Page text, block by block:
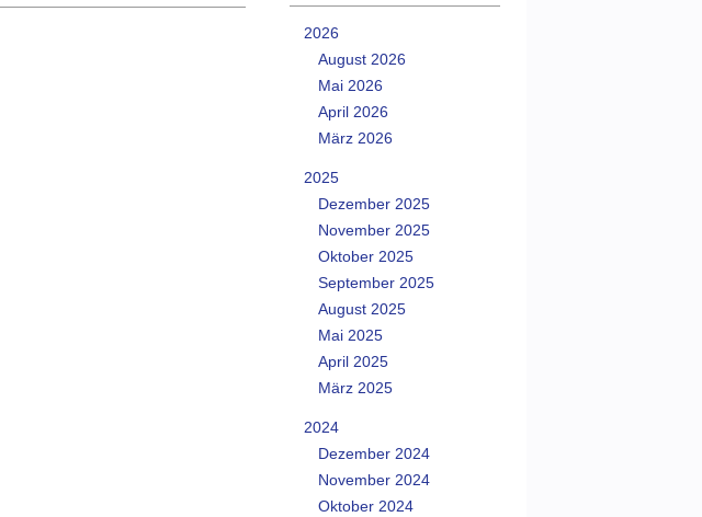
2026
August 2026
Mai 2026
April 2026
März 2026
2025
Dezember 2025
November 2025
Oktober 2025
September 2025
August 2025
Mai 2025
April 2025
März 2025
2024
Dezember 2024
November 2024
Oktober 2024